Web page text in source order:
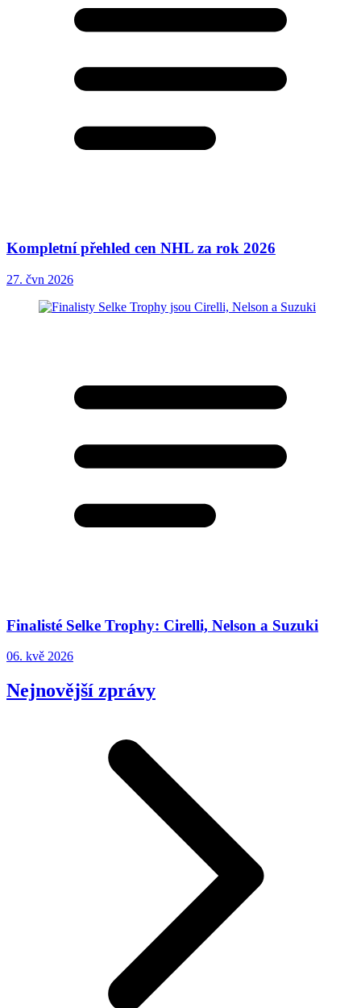
Kompletní přehled cen NHL za rok 2026
27. čvn 2026
Finalisté Selke Trophy: Cirelli, Nelson a Suzuki
06. kvě 2026
Nejnovější zprávy